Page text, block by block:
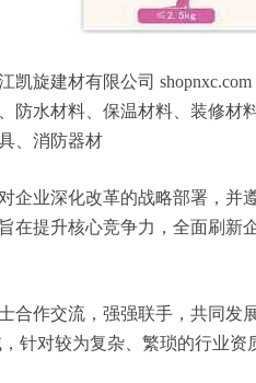
旋建材有限公司
防水材料、保温材料、装修
、消防器材
企业深化改革的战略部署，
在提升核心竞争力，全面刷
合作交流，强强联手，共同
针对较为复杂、繁琐的行业